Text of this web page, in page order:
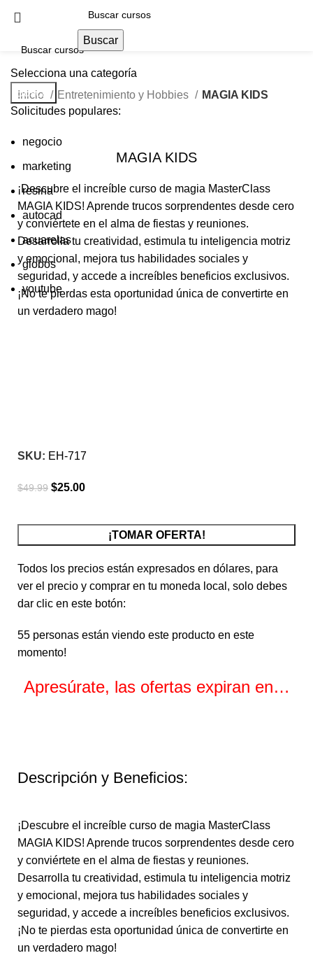
Buscar
Inicio Entretenimiento y Hobbies MAGIA KIDS
MAGIA KIDS
¡Descubre el increíble curso de magia MasterClass
MAGIA KIDS! Aprende trucos sorprendentes desde cero
y conviértete en el alma de fiestas y reuniones.
Desarrolla tu creatividad, estimula tu inteligencia motriz
y emocional, mejora tus habilidades sociales y
seguridad, y accede a increíbles beneficios exclusivos.
¡No te pierdas esta oportunidad única de convertirte en
un verdadero mago!
SKU: EH-717
$49.99 $25.00
¡TOMAR OFERTA!
Todos los precios están expresados en dólares, para
ver el precio y comprar en tu moneda local, solo debes
dar clic en este botón:
55 personas están viendo este producto en este
momento!
Apresúrate, las ofertas expiran en…
Descripción y Beneficios:
¡Descubre el increíble curso de magia MasterClass
MAGIA KIDS! Aprende trucos sorprendentes desde cero
y conviértete en el alma de fiestas y reuniones.
Desarrolla tu creatividad, estimula tu inteligencia motriz
y emocional, mejora tus habilidades sociales y
seguridad, y accede a increíbles beneficios exclusivos.
¡No te pierdas esta oportunidad única de convertirte en
un verdadero mago!
Selecciona una categoría
Buscar
Solicitudes populares:
negocio
marketing
resina
autocad
acuarelas
globos
youtube